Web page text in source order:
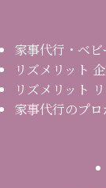
家事代行・ベ
リズメリット
リズメリット
家事代行のプ